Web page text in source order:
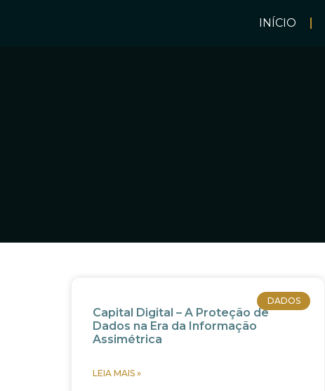
INÍCIO
DADOS
Capital Digital – A Proteção de
Dados na Era da Informação
Assimétrica
LEIA MAIS »